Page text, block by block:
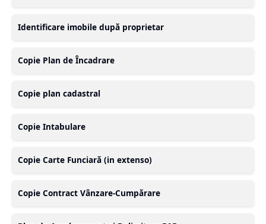
Identificare imobile după proprietar
Copie Plan de Încadrare
Copie plan cadastral
Copie Intabulare
Copie Carte Funciară (in extenso)
Copie Contract Vânzare-Cumpărare